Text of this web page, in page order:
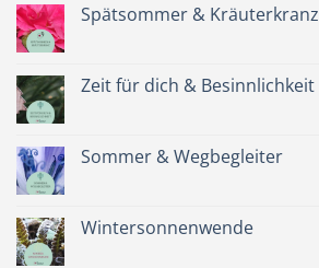
Spätsommer & Kräuterkranz
Spätsommer
&
Zeit für dich & Besinnlichkeit
Zeit
für
Sommer & Wegbegleiter
Sommer
&
Wintersonnenwende